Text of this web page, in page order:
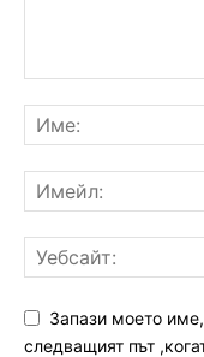
Запази моето
следващият път